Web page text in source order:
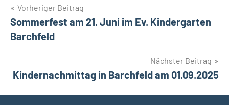
Beitragsnavigation
Vorheriger Beitrag
Sommerfest am 21. Juni im Ev. Kindergarten
Barchfeld
Nächster Beitrag
Kindernachmittag in Barchfeld am 01.09.2025